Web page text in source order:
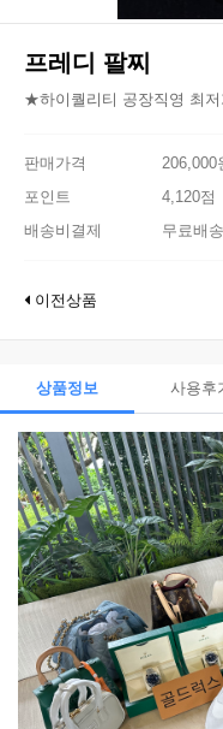
프레디 팔찌
★하이퀄리티 공장직영 최
판매가격
206,000
포인트
4,120점
배송비결제
무료배송
이전상품
상품정보 사용후